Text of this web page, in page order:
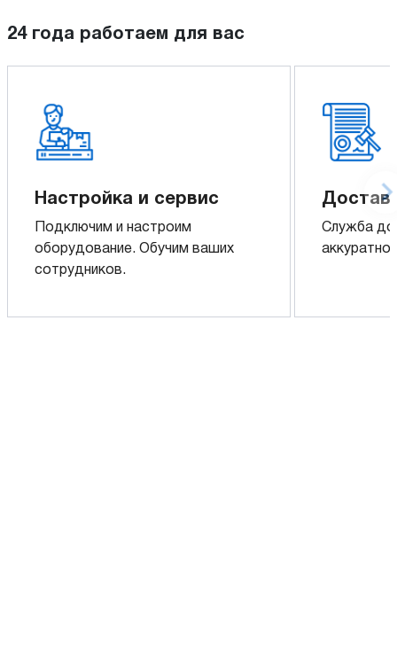
24 года работаем для вас
Настройка и сервис
Подключим и настроим
оборудование. Обучим ваших
сотрудников.
Служба
аккуратно